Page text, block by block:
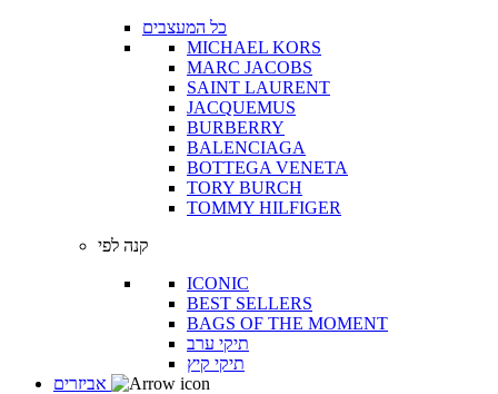
כל המעצבים
MICHAEL KORS
MARC JACOBS
SAINT LAURENT
JACQUEMUS
BURBERRY
BALENCIAGA
BOTTEGA VENETA
TORY BURCH
TOMMY HILFIGER
קנה לפי
ICONIC
BEST SELLERS
BAGS OF THE MOMENT
תיקי ערב
תיקי קיץ